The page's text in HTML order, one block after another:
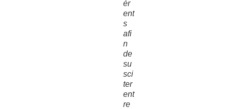
ér
ent
s
afi
n
de
su
sci
ter
ent
re